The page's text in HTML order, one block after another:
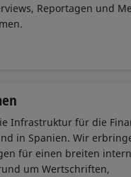
Reportagen und
Infrastruktur für die
in Spanien. Wir
für einen breiten
um Wertschriften,